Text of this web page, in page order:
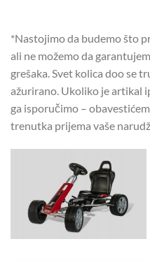
*Nastojimo da budemo što
ali ne možemo da
grešaka. Svet kolica doo se
ažurirano. Ukoliko je artikal
ga isporučimo –
trenutka prijema vaše